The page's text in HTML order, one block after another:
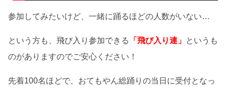
参加してみたいけど、一緒に踊るほどの人数がいない…
という方も、飛び入り参加できる 「飛び入り連」 というも
のがありますのでご安心ください！
先着100名ほどで、おてもやん総踊りの当日に受付となっ